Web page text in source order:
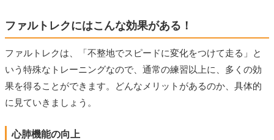
ファルトレクにはこんな効果がある！
ファルトレクは、「不整地でスピードに変化をつけて走る」と
いう特殊なトレーニングなので、通常の練習以上に、多くの効
果を得ることができます。どんなメリットがあるのか、具体的
に見ていきましょう。
心肺機能の向上